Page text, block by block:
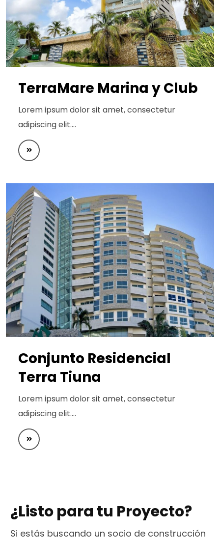
TerraMare Marina y Club
Lorem ipsum dolor sit amet, consectetur
adipiscing elit.…
Conjunto Residencial
Terra Tiuna
Lorem ipsum dolor sit amet, consectetur
adipiscing elit.…
¿Listo para tu Proyecto?
Si estás buscando un socio de construcción